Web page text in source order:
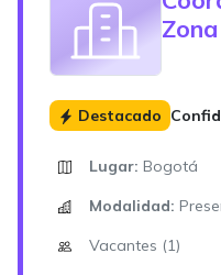
Destacado
Lugar: Bogotá
Modalidad:
Vacantes (1)